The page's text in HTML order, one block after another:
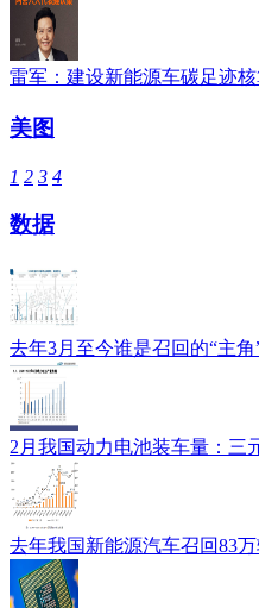
雷军：建设新能源车碳足迹
美图
1 2 3 4
数据
去年3月至今谁是召回的“主
2月我国动力电池装车量：三
去年我国新能源汽车召回83